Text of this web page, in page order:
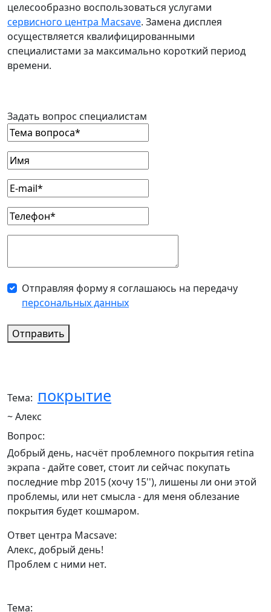
целесообразно воспользоваться услугами
сервисного центра Macsave. Замена дисплея
осуществляется квалифицированными
специалистами за максимально короткий период
времени.
Задать вопрос специалистам
Отправляя форму я соглашаюсь на передачу
персональных данных
Отправить
Тема: покрытие
~ Алекс
Вопрос:
Добрый день, насчёт проблемного покрытия retina
экрапа - дайте совет, стоит ли сейчас покупать
последние mbp 2015 (хочу 15''), лишены ли они этой
проблемы, или нет смысла - для меня облезание
покрытия будет кошмаром.
Ответ центра Macsave:
Алекс, добрый день!
Проблем с ними нет.
Тема: